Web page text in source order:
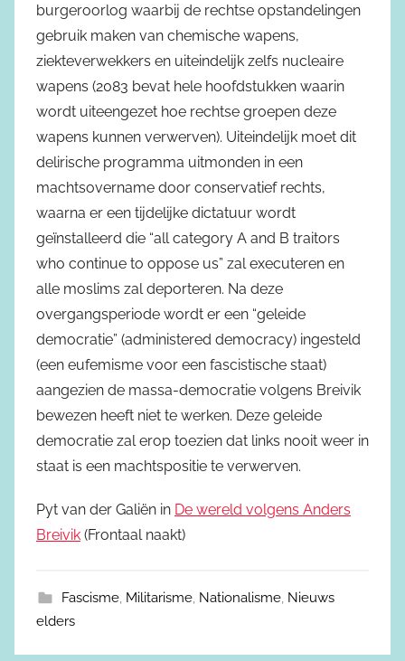
burgeroorlog waarbij de rechtse opstandelingen
gebruik maken van chemische wapens,
ziekteverwekkers en uiteindelijk zelfs nucleaire
wapens (2083 bevat hele hoofdstukken waarin
wordt uiteengezet hoe rechtse groepen deze
wapens kunnen verwerven). Uiteindelijk moet dit
delirische programma uitmonden in een
machtsovername door conservatief rechts,
waarna er een tijdelijke dictatuur wordt
geïnstalleerd die “all category A and B traitors
who continue to oppose us” zal executeren en
alle moslims zal deporteren. Na deze
overgangsperiode wordt er een “geleide
democratie” (administered democracy) ingesteld
(een eufemisme voor een fascistische staat)
aangezien de massa-democratie volgens Breivik
bewezen heeft niet te werken. Deze geleide
democratie zal erop toezien dat links nooit weer in
staat is een machtspositie te verwerven.
Pyt van der Galiën in De wereld volgens Anders
Breivik (Frontaal naakt)
Fascisme, Militarisme, Nationalisme, Nieuws
elders